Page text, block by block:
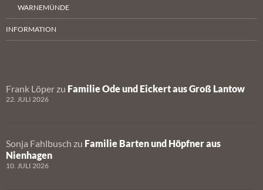
WARNEMÜNDE
INFORMATION
Frank Löper zu Familie Ode und Eickert aus Groß Lantow
22. JULI 2026
Sonja Fahlbusch zu Familie Barten und Höpfner aus
Nienhagen
10. JULI 2026